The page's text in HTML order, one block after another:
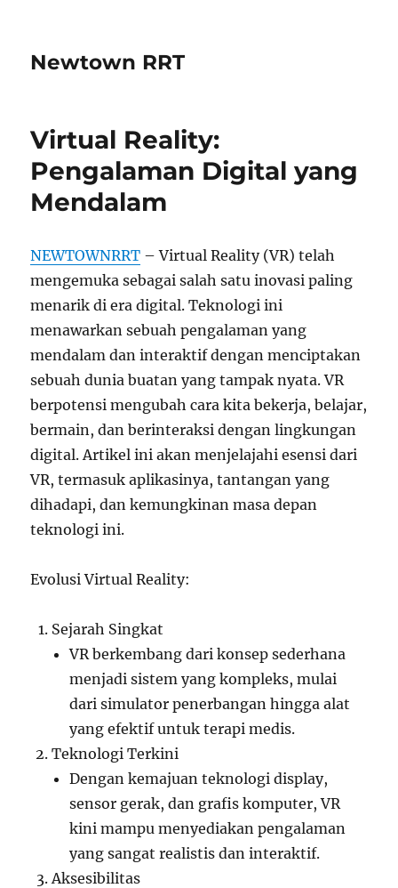
Newtown RRT
Virtual Reality:
Pengalaman Digital yang
Mendalam
NEWTOWNRRT – Virtual Reality (VR) telah
mengemuka sebagai salah satu inovasi paling
menarik di era digital. Teknologi ini
menawarkan sebuah pengalaman yang
mendalam dan interaktif dengan menciptakan
sebuah dunia buatan yang tampak nyata. VR
berpotensi mengubah cara kita bekerja, belajar,
bermain, dan berinteraksi dengan lingkungan
digital. Artikel ini akan menjelajahi esensi dari
VR, termasuk aplikasinya, tantangan yang
dihadapi, dan kemungkinan masa depan
teknologi ini.
Evolusi Virtual Reality:
Sejarah Singkat
VR berkembang dari konsep sederhana
menjadi sistem yang kompleks, mulai
dari simulator penerbangan hingga alat
yang efektif untuk terapi medis.
Teknologi Terkini
Dengan kemajuan teknologi display,
sensor gerak, dan grafis komputer, VR
kini mampu menyediakan pengalaman
yang sangat realistis dan interaktif.
Aksesibilitas